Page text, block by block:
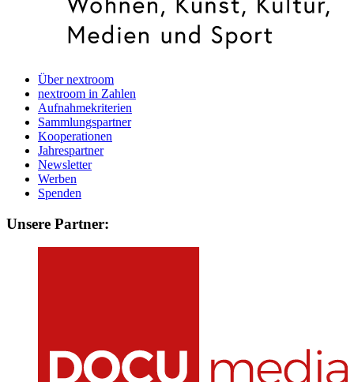
Über nextroom
nextroom in Zahlen
Aufnahmekriterien
Sammlungspartner
Kooperationen
Jahrespartner
Newsletter
Werben
Spenden
Unsere Partner: